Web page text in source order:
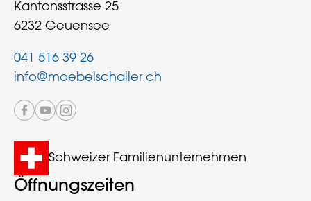
Kantonsstrasse 25
6232 Geuensee
041 516 39 26
info@moebelschaller.ch
Schweizer Familienunternehmen
Öffnungszeiten